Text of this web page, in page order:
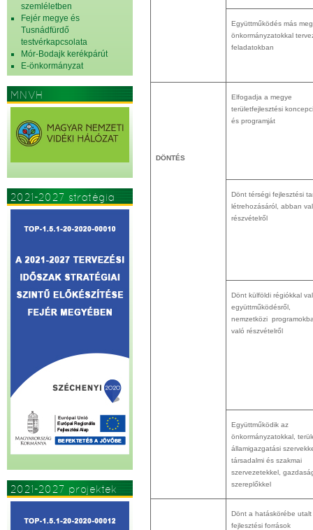
szemléletben
Fejér megye és
Tusnádfürdő
testvérkapcsolata
Mór-Bodajk kerékpárút
E-önkormányzat
MNVH
2021-2027 stratégia
2021-2027 projektek
Együttműködés más
önkormányzatokkal
feladatokban
DÖNTÉS
Elfogadja a megye
területfejlesztési
és programját
Dönt térségi fejlesztési
létrehozásáról, abban
részvételről
Dönt külföldi régiókkal
együttműködésről,
nemzetközi
való részvételről
Együttműködik az
önkormányzatokkal,
államigazgatási
társadalmi és szakmai
szervezetekkel,
szereplőkkel
Dönt a hatáskörébe utalt
fejlesztési források